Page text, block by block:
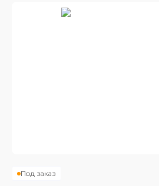
Под заказ